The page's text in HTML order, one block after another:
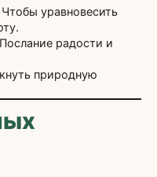
Чтобы уравновесить
радости и
природную